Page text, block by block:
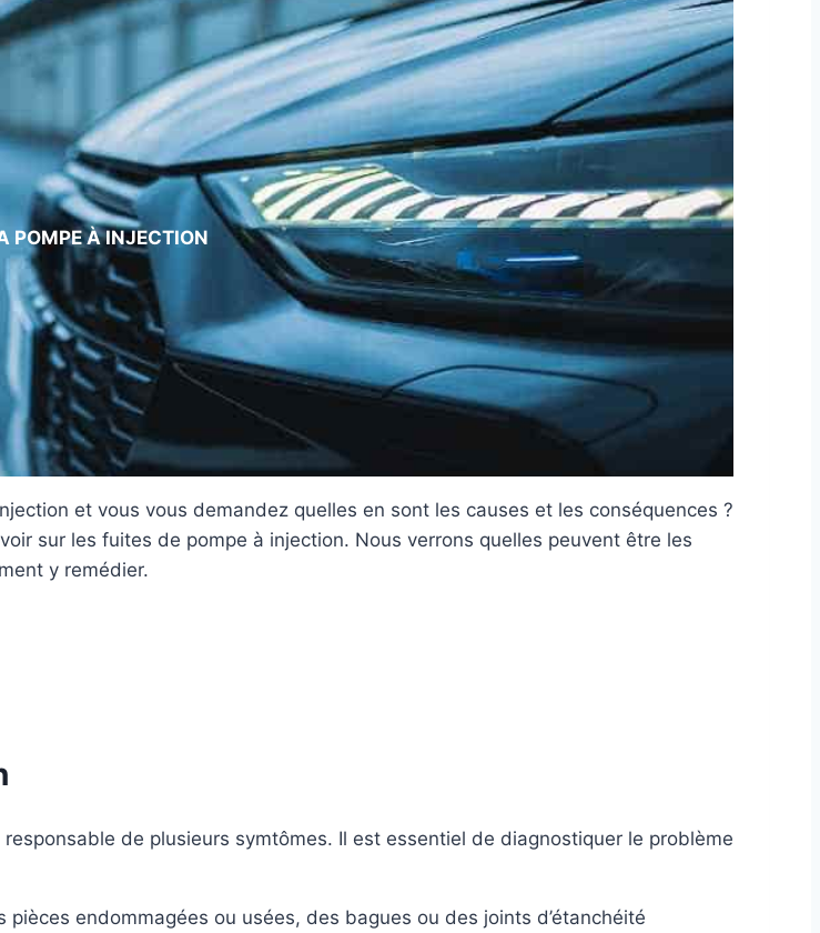
POMPE À INJECTION
et vous vous demandez quelles en sont les causes et les conséquences ?
sur les fuites de pompe à injection. Nous verrons quelles peuvent être les
y remédier.
de plusieurs symtômes. Il est essentiel de diagnostiquer le problème
endommagées ou usées, des bagues ou des joints d’étanchéité